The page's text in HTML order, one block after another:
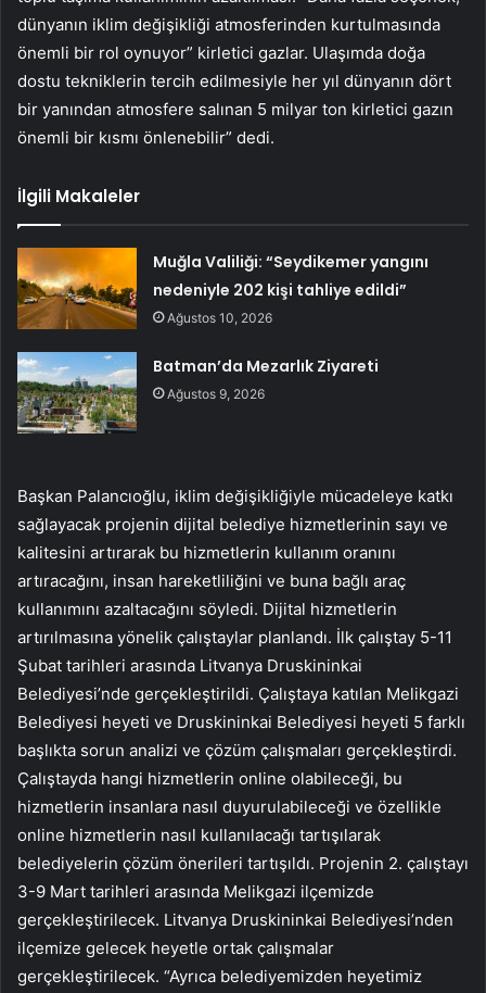
dünyanın iklim değişikliği atmosferinden kurtulmasında
önemli bir rol oynuyor” kirletici gazlar. Ulaşımda doğa
dostu tekniklerin tercih edilmesiyle her yıl dünyanın dört
bir yanından atmosfere salınan 5 milyar ton kirletici gazın
önemli bir kısmı önlenebilir” dedi.
İlgili Makaleler
Muğla Valiliği: “Seydikemer yangını
nedeniyle 202 kişi tahliye edildi”
Ağustos 10, 2026
Batman’da Mezarlık Ziyareti
Ağustos 9, 2026
Başkan Palancıoğlu, iklim değişikliğiyle mücadeleye katkı
sağlayacak projenin dijital belediye hizmetlerinin sayı ve
kalitesini artırarak bu hizmetlerin kullanım oranını
artıracağını, insan hareketliliğini ve buna bağlı araç
kullanımını azaltacağını söyledi. Dijital hizmetlerin
artırılmasına yönelik çalıştaylar planlandı. İlk çalıştay 5-11
Şubat tarihleri ​​arasında Litvanya Druskininkai
Belediyesi’nde gerçekleştirildi. Çalıştaya katılan Melikgazi
Belediyesi heyeti ve Druskininkai Belediyesi heyeti 5 farklı
başlıkta sorun analizi ve çözüm çalışmaları gerçekleştirdi.
Çalıştayda hangi hizmetlerin online olabileceği, bu
hizmetlerin insanlara nasıl duyurulabileceği ve özellikle
online hizmetlerin nasıl kullanılacağı tartışılarak
belediyelerin çözüm önerileri tartışıldı. Projenin 2. çalıştayı
3-9 Mart tarihleri ​​arasında Melikgazi ilçemizde
gerçekleştirilecek. Litvanya Druskininkai Belediyesi’nden
ilçemize gelecek heyetle ortak çalışmalar
gerçekleştirilecek. “Ayrıca belediyemizden heyetimiz